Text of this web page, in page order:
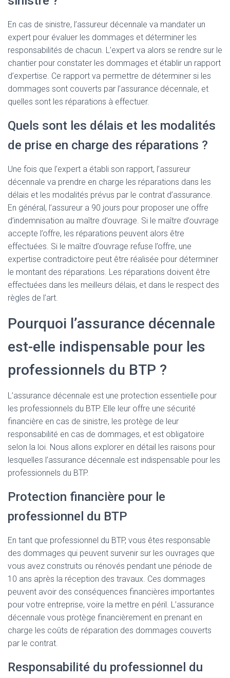
En cas de sinistre, l’assureur décennale va mandater un
expert pour évaluer les dommages et déterminer les
responsabilités de chacun. L’expert va alors se rendre sur le
chantier pour constater les dommages et établir un rapport
d’expertise. Ce rapport va permettre de déterminer si les
dommages sont couverts par l’assurance décennale, et
quelles sont les réparations à effectuer.
Quels sont les délais et les modalités
de prise en charge des réparations ?
Une fois que l’expert a établi son rapport, l’assureur
décennale va prendre en charge les réparations dans les
délais et les modalités prévus par le contrat d’assurance.
En général, l’assureur a 90 jours pour proposer une offre
d’indemnisation au maître d’ouvrage. Si le maître d’ouvrage
accepte l’offre, les réparations peuvent alors être
effectuées. Si le maître d’ouvrage refuse l’offre, une
expertise contradictoire peut être réalisée pour déterminer
le montant des réparations. Les réparations doivent être
effectuées dans les meilleurs délais, et dans le respect des
règles de l’art.
Pourquoi l’assurance décennale
est-elle indispensable pour les
professionnels du BTP ?
L’assurance décennale est une protection essentielle pour
les professionnels du BTP. Elle leur offre une sécurité
financière en cas de sinistre, les protège de leur
responsabilité en cas de dommages, et est obligatoire
selon la loi. Nous allons explorer en détail les raisons pour
lesquelles l’assurance décennale est indispensable pour les
professionnels du BTP.
Protection financière pour le
professionnel du BTP
En tant que professionnel du BTP, vous êtes responsable
des dommages qui peuvent survenir sur les ouvrages que
vous avez construits ou rénovés pendant une période de
10 ans après la réception des travaux. Ces dommages
peuvent avoir des conséquences financières importantes
pour votre entreprise, voire la mettre en péril. L’assurance
décennale vous protège financièrement en prenant en
charge les coûts de réparation des dommages couverts
par le contrat.
Responsabilité du professionnel du